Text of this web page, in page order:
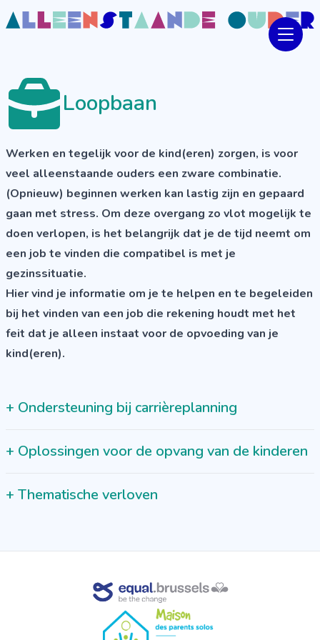
Loopbaan
Werken en tegelijk voor de kind(eren) zorgen, is voor
veel alleenstaande ouders een zware combinatie.
(Opnieuw) beginnen werken kan lastig zijn en gepaard
gaan met stress. Om deze overgang zo vlot mogelijk te
doen verlopen, is het belangrijk dat je de tijd neemt om
een job te vinden die compatibel is met je
gezinssituatie.
Hier vind je informatie om je te helpen en te begeleiden
bij het vinden van een job die rekening houdt met het
feit dat je alleen instaat voor de opvoeding van je
kind(eren).
+ Ondersteuning bij carrièreplanning
+ Oplossingen voor de opvang van de kinderen
+ Thematische verloven